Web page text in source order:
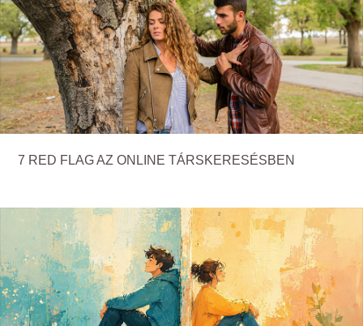
7 RED FLAG AZ ONLINE TÁRSKERESÉSBEN